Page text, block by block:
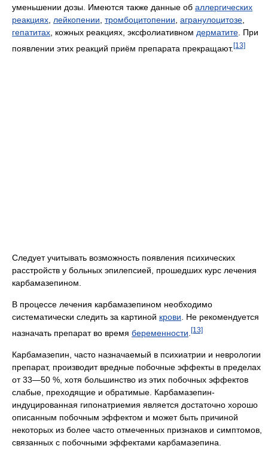
уменьшении дозы. Имеются также данные об аллергических
реакциях лейкопении тромбоцитопении агранулоцитозе
гепатитах , кожных реакциях, эксфолиативном дерматите . При
появлении этих реакций приём препарата прекращают.[13]
Следует учитывать возможность появления психических
расстройств у больных эпилепсией, прошедших курс лечения
карбамазепином.
В процессе лечения карбамазепином необходимо
систематически следить за картиной крови. Не рекомендуется
назначать препарат во время беременности [13]
Карбамазепин, часто назначаемый в психиатрии и неврологии
препарат, производит вредные побочные эффекты в пределах
от 33—50 %, хотя большинство из этих побочных эффектов
слабые, преходящие и обратимые. Карбамазепин-
индуцированная гипонатриемия является достаточно хорошо
описанным побочным эффектом и может быть причиной
некоторых из более часто отмеченных признаков и симптомов,
связанных с побочными эффектами карбамазепина.